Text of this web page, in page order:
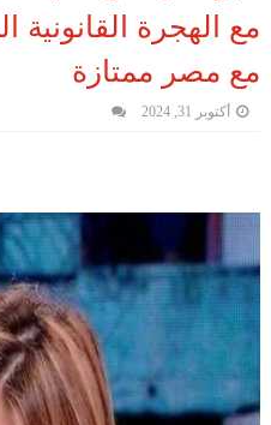
مع الهجرة القانونية
مع مصر ممتازة
أكتوبر 31, 2024